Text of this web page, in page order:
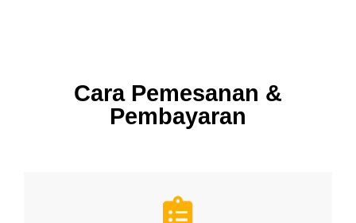
Cara Pemesanan &
Pembayaran